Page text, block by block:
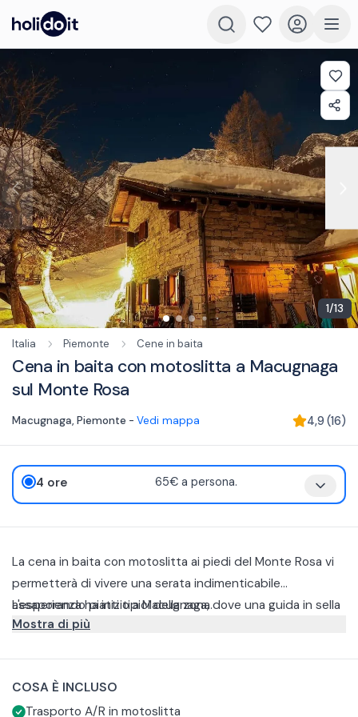
1/13
Italia Piemonte Cene in baita
Cena in baita con motoslitta a Macugnaga
sul Monte Rosa
Macugnaga, Piemonte - Vedi mappa 4,9 (16)
4 ore 65€ a persona.
La cena in baita con motoslitta ai piedi del Monte Rosa vi
permetterà di vivere una serata indimenticabile
assaporando piatti tipici della zona.
L'esperienza ha inizio a Macugnaga, dove una guida in sella
alla motoslitta vi verrà a prendere e vi porterà alle baita
verdure di stagione
Degustazione di polente
Per offrirvi la miglior esperienza culinaria e valorizzare il
Mostra di più
COSA È INCLUSO
Trasporto A/R in motoslitta